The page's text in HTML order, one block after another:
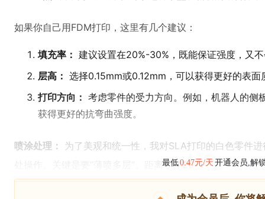
如果你自己用FDM打印，这里有几个建议：
填充率： 建议设置在20%-30%，既能保证强度，又
层高： 选择0.15mm或0.12mm，可以获得更好的表
打印方向： 考虑零件的受力方向。例如，机器人的侧
获得更好的抗弯曲强度。
喷涂处理：
为了美观和统一性，我对SLA打印的白色零件
处操作。关键是要“薄喷多层”。距离零件20-
最低0.47元/天 开通会员,解